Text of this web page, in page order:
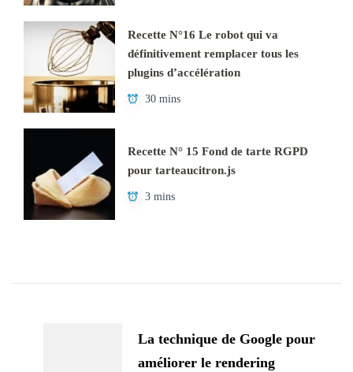
Recette N°16 Le robot qui va
définitivement remplacer tous les
plugins d’accélération
30 mins
Recette N° 15 Fond de tarte RGPD
pour tarteaucitron.js
3 mins
La technique de Google pour
améliorer le rendering